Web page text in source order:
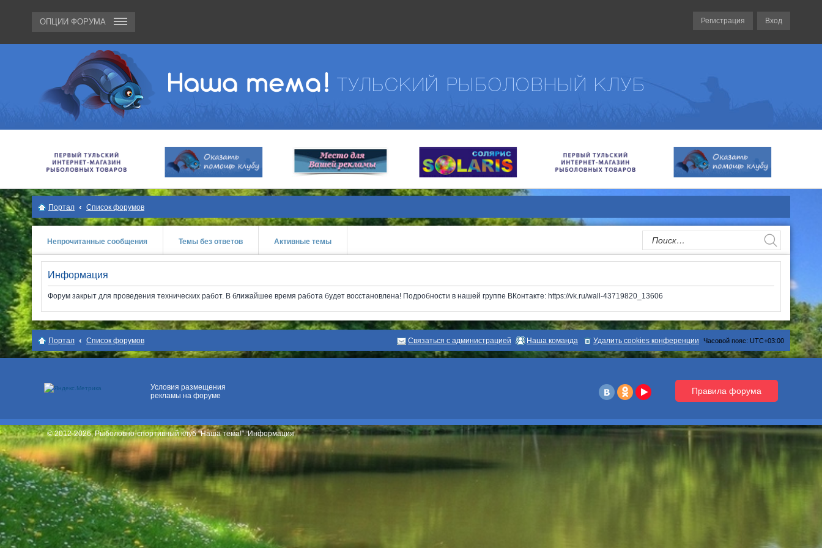
ОПЦИИ ФОРУМА Вход
Регистрация
Место для вашей
рекламы
Портал Список форумов
Непрочитанные сообщения Темы без ответов Активные темы
Информация
Форум закрыт для проведения технических работ. В ближайшее время работа будет восстановлена! Подробности в нашей группе ВКонтакте: https://vk.ru/wall-43719820_13606
Портал Список форумов Часовой пояс: UTC+03:00
Удалить cookies конференции
Наша команда
Связаться с администрацией
Условия размещения
рекламы на форуме
Правила форума
© 2012-2026, Рыболовно-спортивный клуб "Наша тема!". Информация